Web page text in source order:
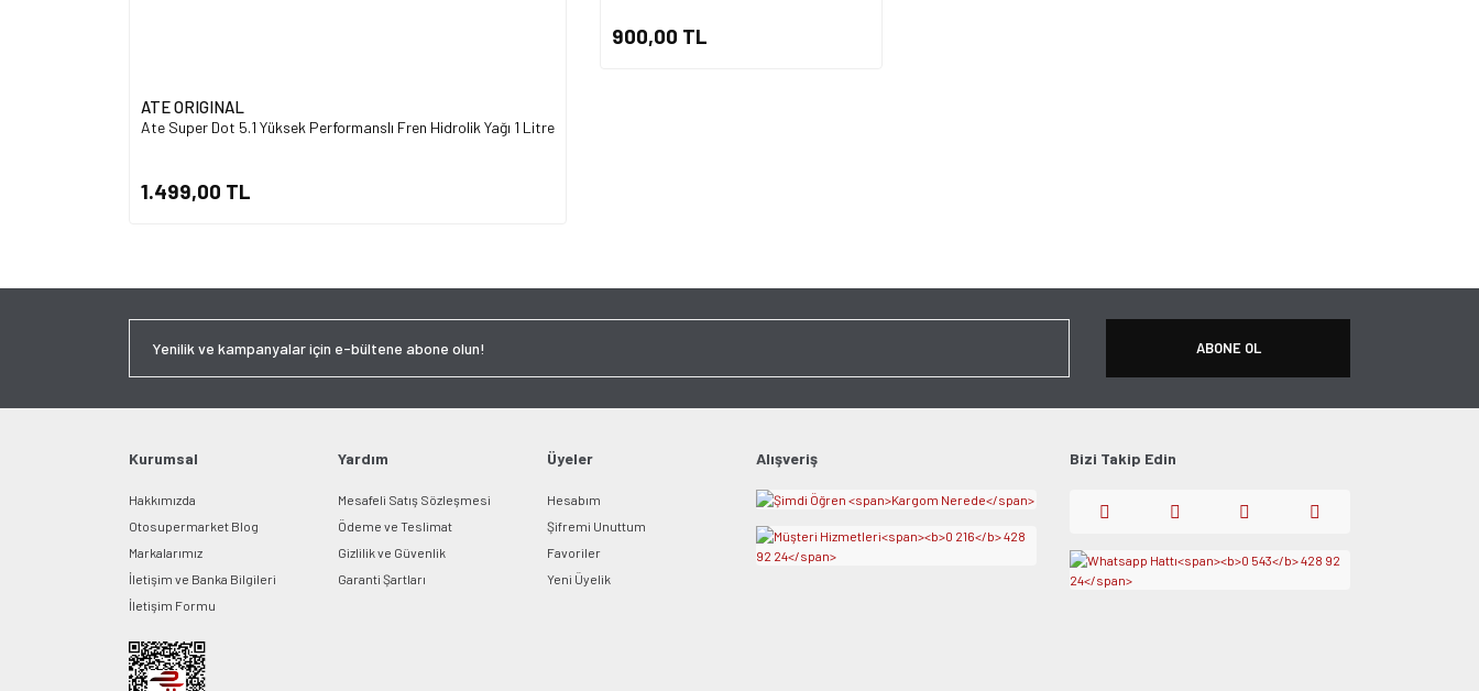
ATE ORIGINAL
Ate Super Dot 5.1 Yüksek Performanslı Fren Hidrolik Yağı 1 Litre
1.499,00 TL
900,00 TL
ABONE OL
Kurumsal
Hakkımızda
Otosupermarket Blog
Markalarımız
İletişim ve Banka Bilgileri
İletişim Formu
Yardım
Mesafeli Satış Sözleşmesi
Ödeme ve Teslimat
Gizlilik ve Güvenlik
Garanti Şartları
Üyeler
Hesabım
Şifremi Unuttum
Favoriler
Yeni Üyelik
Alışveriş Bizi Takip Edin